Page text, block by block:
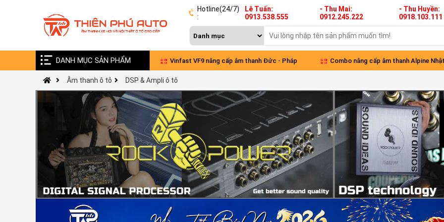
Hotline(24/7)
:
Lê Tuấn:
0913.538.555
- Thu Mai:
0912.245.222
- Thu Huyền:
0918.103.111
DANH MỤC SẢN PHẨM
Vinfast VF9 nâng cấp âm thanh Đức - Pháp Combo nâng cấp âm thanh Alpine Nhật cho
xe VinFast Limo Green
Ford Everst 2024 nâng cấp âm
Âm thanh ô tô DSP & Ampli ô tô